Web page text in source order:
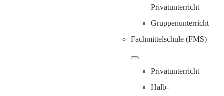
Privatunterricht
Gruppenunterricht
Fachmittelschule (FMS)
Privatunterricht
Halb-